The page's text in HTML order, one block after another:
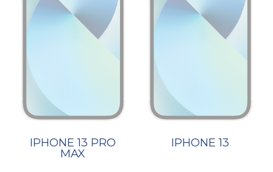
IPHONE 13 PRO
MAX
IPHONE 13